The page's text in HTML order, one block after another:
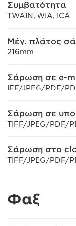
Συμβατότητα
TWAIN, WIA, ICA
Μέγ. πλάτος
216mm
Σάρωση σε e-
IFF/JPEG/PDF/
Σάρωση σε
TIFF/JPEG/PDF/
Σάρωση στο
TIFF/JPEG/PDF/
Φαξ